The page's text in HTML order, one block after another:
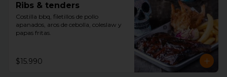
Ribs & tenders
Costilla bbq, filetillos de pollo
apanados, aros de cebolla, coleslaw y
papas fritas.
$15.990